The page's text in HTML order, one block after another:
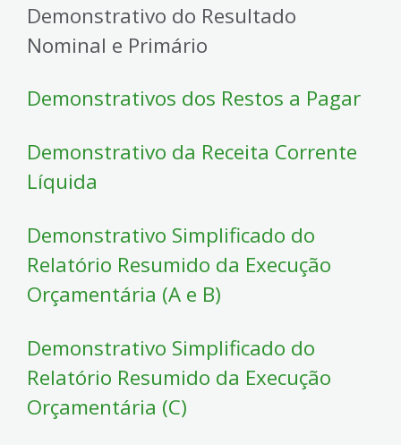
Demonstrativo do Resultado
Nominal e Primário
Demonstrativos dos Restos a Pagar
Demonstrativo da Receita Corrente
Líquida
Demonstrativo Simplificado do
Relatório Resumido da Execução
Orçamentária (A e B)
Demonstrativo Simplificado do
Relatório Resumido da Execução
Orçamentária (C)